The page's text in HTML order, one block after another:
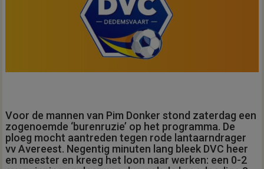
Voor de mannen van Pim Donker stond zaterdag een
zogenoemde ‘burenruzie’ op het programma. De
ploeg mocht aantreden tegen rode lantaarndrager
vv Avereest. Negentig minuten lang bleek DVC heer
en meester en kreeg het loon naar werken: een 0-2